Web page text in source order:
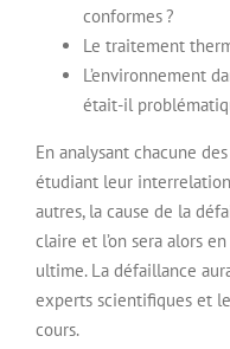
conformes ?
Le traitement
L’environnement
était-il
En analysant chacune
étudiant leur
autres, la cause de la
claire et l’on sera alors
ultime. La défaillance
experts scientifiques et
cours.